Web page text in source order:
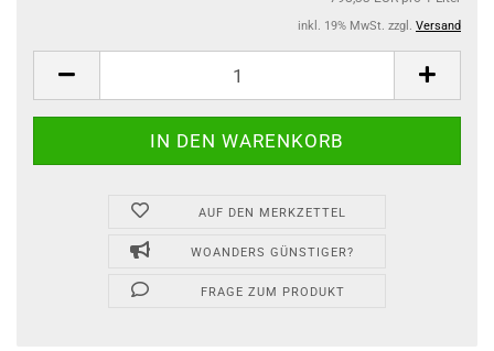
inkl. 19% MwSt. zzgl. Versand
AUF DEN MERKZETTEL
WOANDERS GÜNSTIGER?
FRAGE ZUM PRODUKT